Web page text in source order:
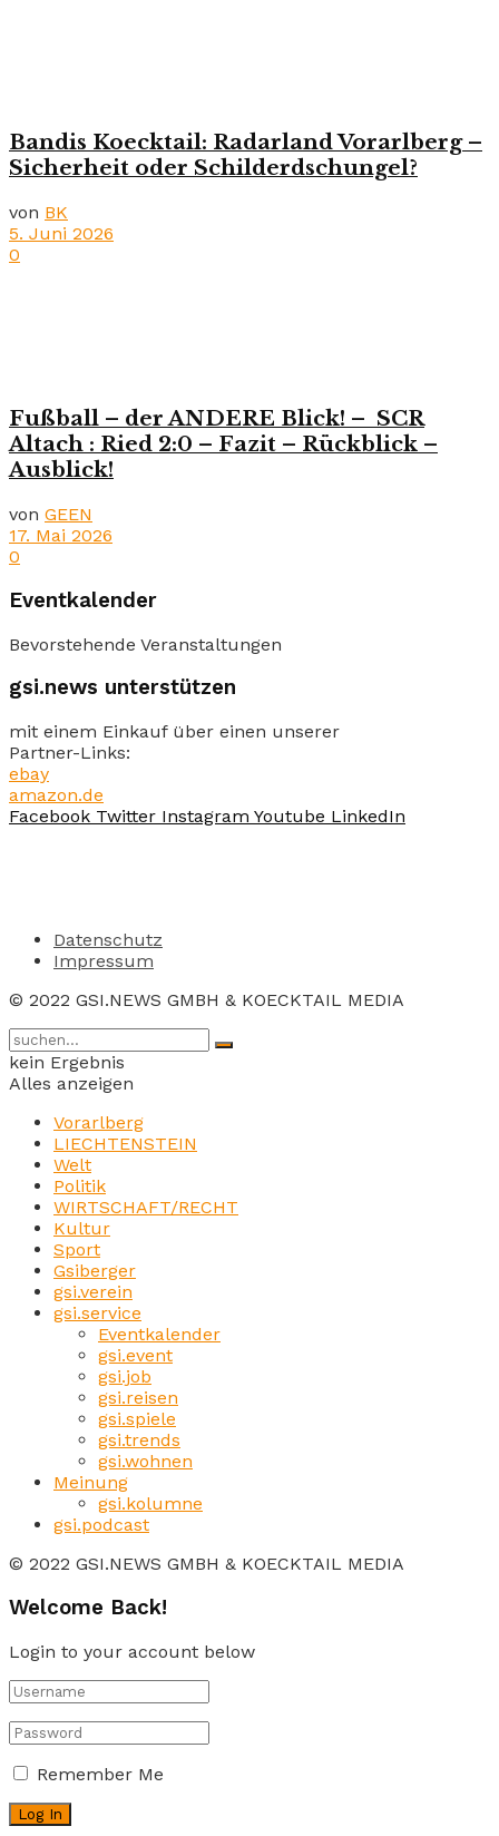
Bandis Koecktail: Radarland Vorarlberg –
Sicherheit oder Schilderdschungel?
von BK
5. Juni 2026
0
Fußball – der ANDERE Blick! – SCR
Altach : Ried 2:0 – Fazit – Rückblick –
Ausblick!
von GEEN
17. Mai 2026
0
Eventkalender
Bevorstehende Veranstaltungen
gsi.news unterstützen
mit einem Einkauf über einen unserer
Partner-Links:
ebay
amazon.de
Facebook Twitter Instagram Youtube LinkedIn
Datenschutz
Impressum
© 2022 GSI.NEWS GMBH & KOECKTAIL MEDIA
kein Ergebnis
Alles anzeigen
Vorarlberg
LIECHTENSTEIN
Welt
Politik
WIRTSCHAFT/RECHT
Kultur
Sport
Gsiberger
gsi.verein
gsi.service
Eventkalender
gsi.event
gsi.job
gsi.reisen
gsi.spiele
gsi.trends
gsi.wohnen
Meinung
gsi.kolumne
gsi.podcast
© 2022 GSI.NEWS GMBH & KOECKTAIL MEDIA
Welcome Back!
Login to your account below
Remember Me